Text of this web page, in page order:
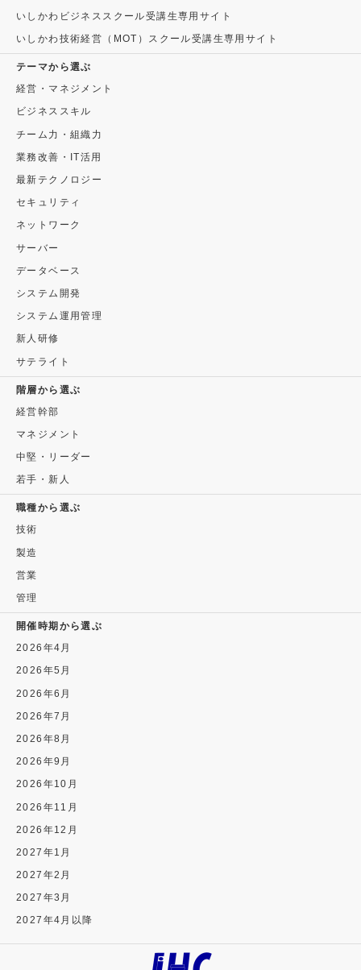
いしかわビジネススクール受講生専用サイト
いしかわ技術経営（MOT）スクール受講生専用サイト
テーマから選ぶ
経営・マネジメント
ビジネススキル
チーム力・組織力
業務改善・IT活用
最新テクノロジー
セキュリティ
ネットワーク
サーバー
データベース
システム開発
システム運用管理
新人研修
サテライト
階層から選ぶ
経営幹部
マネジメント
中堅・リーダー
若手・新人
職種から選ぶ
技術
製造
営業
管理
開催時期から選ぶ
2026年4月
2026年5月
2026年6月
2026年7月
2026年8月
2026年9月
2026年10月
2026年11月
2026年12月
2027年1月
2027年2月
2027年3月
2027年4月以降